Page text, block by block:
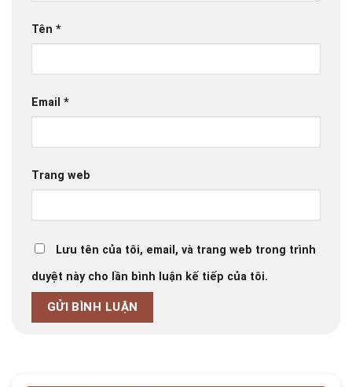
Tên *
Email *
Trang web
Lưu tên của tôi, email, và trang web trong trình
duyệt này cho lần bình luận kế tiếp của tôi.